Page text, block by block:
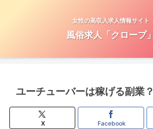
女性の高収入求人情報サイト
風俗求人「クロープ」
ユーチューバーは稼げる副業？
X Facebook